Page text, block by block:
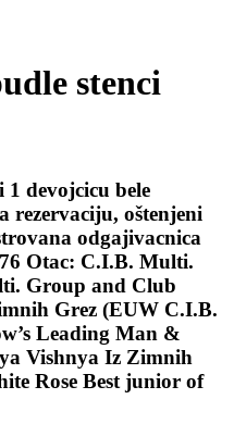
stenci
devojcicu bele
rezervaciju, oštenjeni
odgajivacnica
Otac: C.I.B. Multi.
Group and Club
Grez (EUW C.I.B.
Leading Man &
Vishnya Iz Zimnih
Rose Best junior of